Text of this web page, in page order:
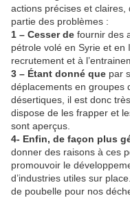
actions précises et
partie des problèmes :
1 – Cesser de fournir des
pétrole volé en Syrie et en
recrutement et à
3 – Étant donné que par
déplacements en groupes
désertiques, il est donc
dispose de les frapper et
sont aperçus.
4- Enfin, de façon plus
donner des raisons à ces
promouvoir le
d’industries utiles sur
de poubelle pour nos